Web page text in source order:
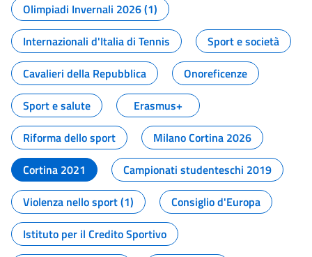
Olimpiadi Invernali 2026 (1)
Internazionali d'Italia di Tennis
Sport e società
Cavalieri della Repubblica
Onoreficenze
Sport e salute
Erasmus+
Riforma dello sport
Milano Cortina 2026
Cortina 2021
Campionati studenteschi 2019
Violenza nello sport (1)
Consiglio d'Europa
Istituto per il Credito Sportivo